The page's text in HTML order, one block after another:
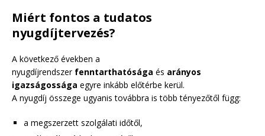
Miért fontos a tudatos
nyugdíjtervezés?
A következő években a
nyugdíjrendszer fenntarthatósága és arányos
igazságossága egyre inkább előtérbe kerül.
A nyugdíj összege ugyanis továbbra is több tényezőtől függ:
a megszerzett szolgálati időtől,